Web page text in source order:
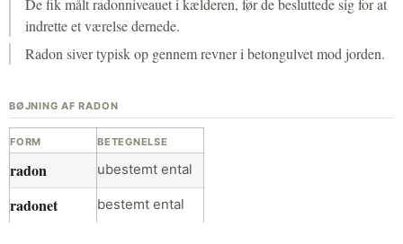
De fik målt radonniveauet i kælderen, før de besluttede sig for at
indrette et værelse dernede.
Radon siver typisk op gennem revner i betongulvet mod jorden.
BØJNING AF RADON
FORM BETEGNELSE
radon ubestemt ental
radonet bestemt ental